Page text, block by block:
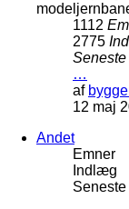
1112
2775
…
af
12 maj
Andet
Emner
Indlæg